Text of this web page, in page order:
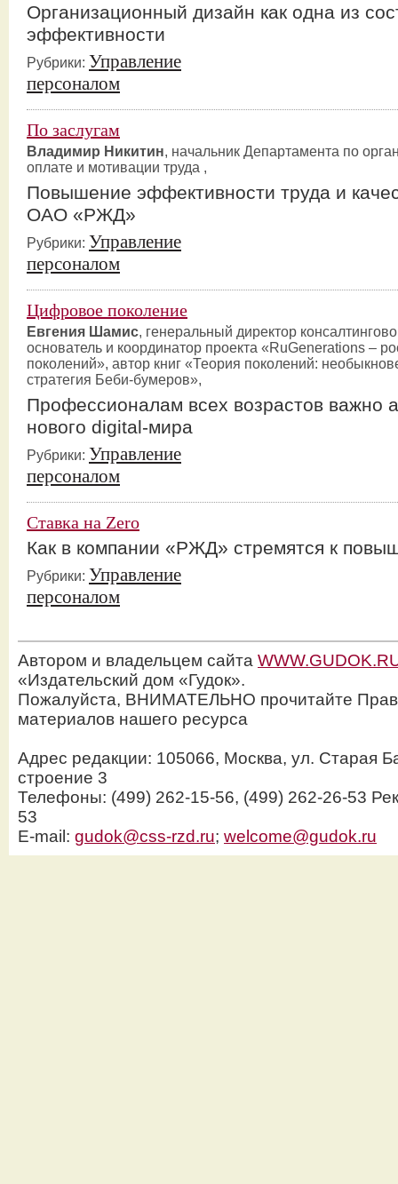
Организационный дизайн как одна из
эффективности
Рубрики: Управление
персоналом
По заслугам
Владимир Никитин, начальник Департамента по
оплате и мотивации труда ,
Повышение эффективности труда и
ОАО «РЖД»
Рубрики: Управление
персоналом
Цифровое поколение
Евгения Шамис, генеральный директор
основатель и координатор проекта «RuGenerations –
поколений», автор книг «Теория поколений:
стратегия Беби-бумеров»,
Профессионалам всех возрастов важно
нового digital-мира
Рубрики: Управление
персоналом
Ставка на Zero
Как в компании «РЖД» стремятся к
Рубрики: Управление
персоналом
Автором и владельцем сайта
«Издательский дом «Гудок».
Пожалуйста, ВНИМАТЕЛЬНО прочитайте
материалов нашего ресурса
Адрес редакции: 105066, Москва, ул. Старая
строение 3
Телефоны: (499) 262-15-56, (499) 262-26-53
53
E-mail: gudok@css-rzd.ru; welcome@gudok.ru